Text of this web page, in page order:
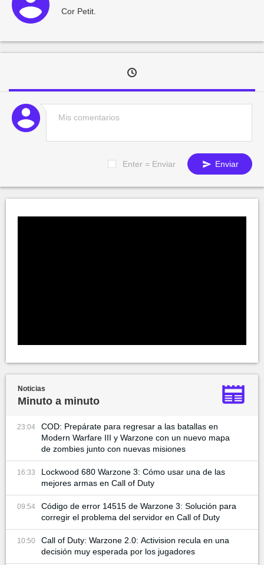
Cor Petit.
Enter = Enviar Enviar
Noticias
Minuto a minuto
23:04
COD: Prepárate para regresar a las batallas en
Modern Warfare III y Warzone con un nuevo mapa
de zombies junto con nuevas misiones
16:33
Lockwood 680 Warzone 3: Cómo usar una de las
mejores armas en Call of Duty
09:54
Código de error 14515 de Warzone 3: Solución para
corregir el problema del servidor en Call of Duty
10:50
Call of Duty: Warzone 2.0: Activision recula en una
decisión muy esperada por los jugadores